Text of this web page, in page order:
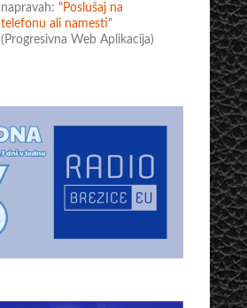
napravah: "Poslušaj na
telefonu ali namesti"
(Progresivna Web Aplikacija)